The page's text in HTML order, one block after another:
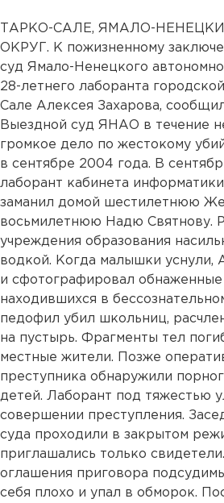
ТАРКО-САЛЕ, ЯМАЛО-
ОКРУГ. К пожизненному
суд Ямало-Ненецкого
28-летнего лаборанта
Сале Алексея Захарова,
Выездной суд ЯНАО в течение
громкое дело по жестокому
в сентябре 2004 года. В
лаборант кабинета
заманил домой шестилетнюю
восьмилетнюю Надю Святнову.
учреждения образования
водкой. Когда малышки уснули,
и сфотографировал обнаженные
находившихся в
педофил убил школьниц,
на пустырь. Фрагменты тел
местные жители. Позже
преступника обнаружили
детей. Лаборант под тяжестью
совершении преступления.
суда проходили в закрытом
приглашались только
оглашения приговора
себя плохо и упал в обморок.